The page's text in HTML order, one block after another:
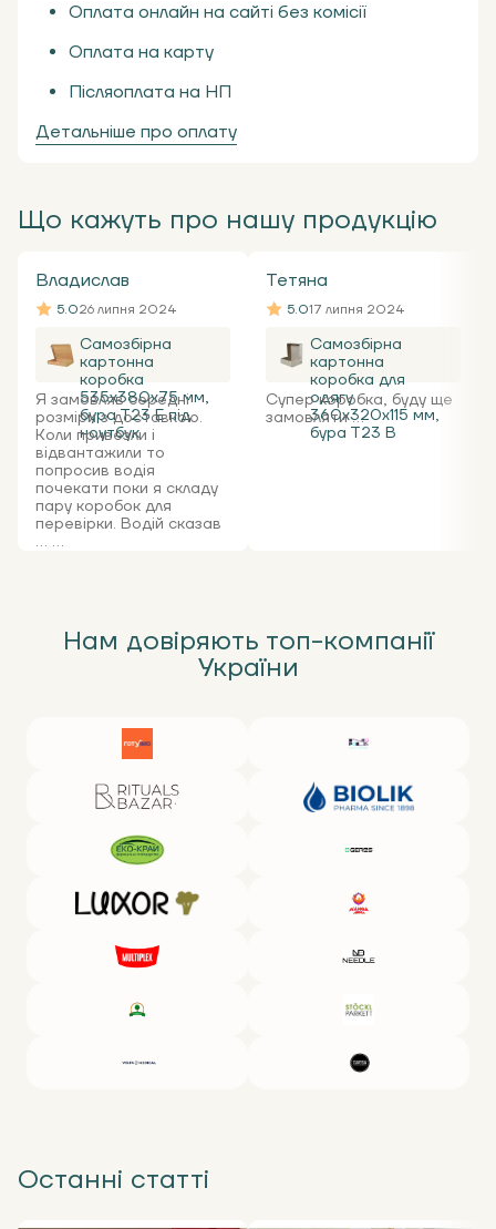
Оплата онлайн на сайті без комісії
Оплата на карту
Післяоплата на НП
Детальніше про оплату
Що кажуть про нашу продукцію
Владислав
5.026 липня 2024
Самозбірна
картонна
коробка
535x380x75 мм,
бура Т23 Е під
ноутбук
Я замовляв середні
розміри з доставкою.
Коли привезли і
відвантажили то
попросив водія
почекати поки я складу
пару коробок для
перевірки. Водій сказав
... ...
Тетяна
5.017 липня 2024
Самозбірна
картонна
коробка для
одягу
360х320х115 мм,
бура Т23 В
Супер коробка, буду ще
замовляти ...
Нам довіряють топ-компанії
України
Останні статті